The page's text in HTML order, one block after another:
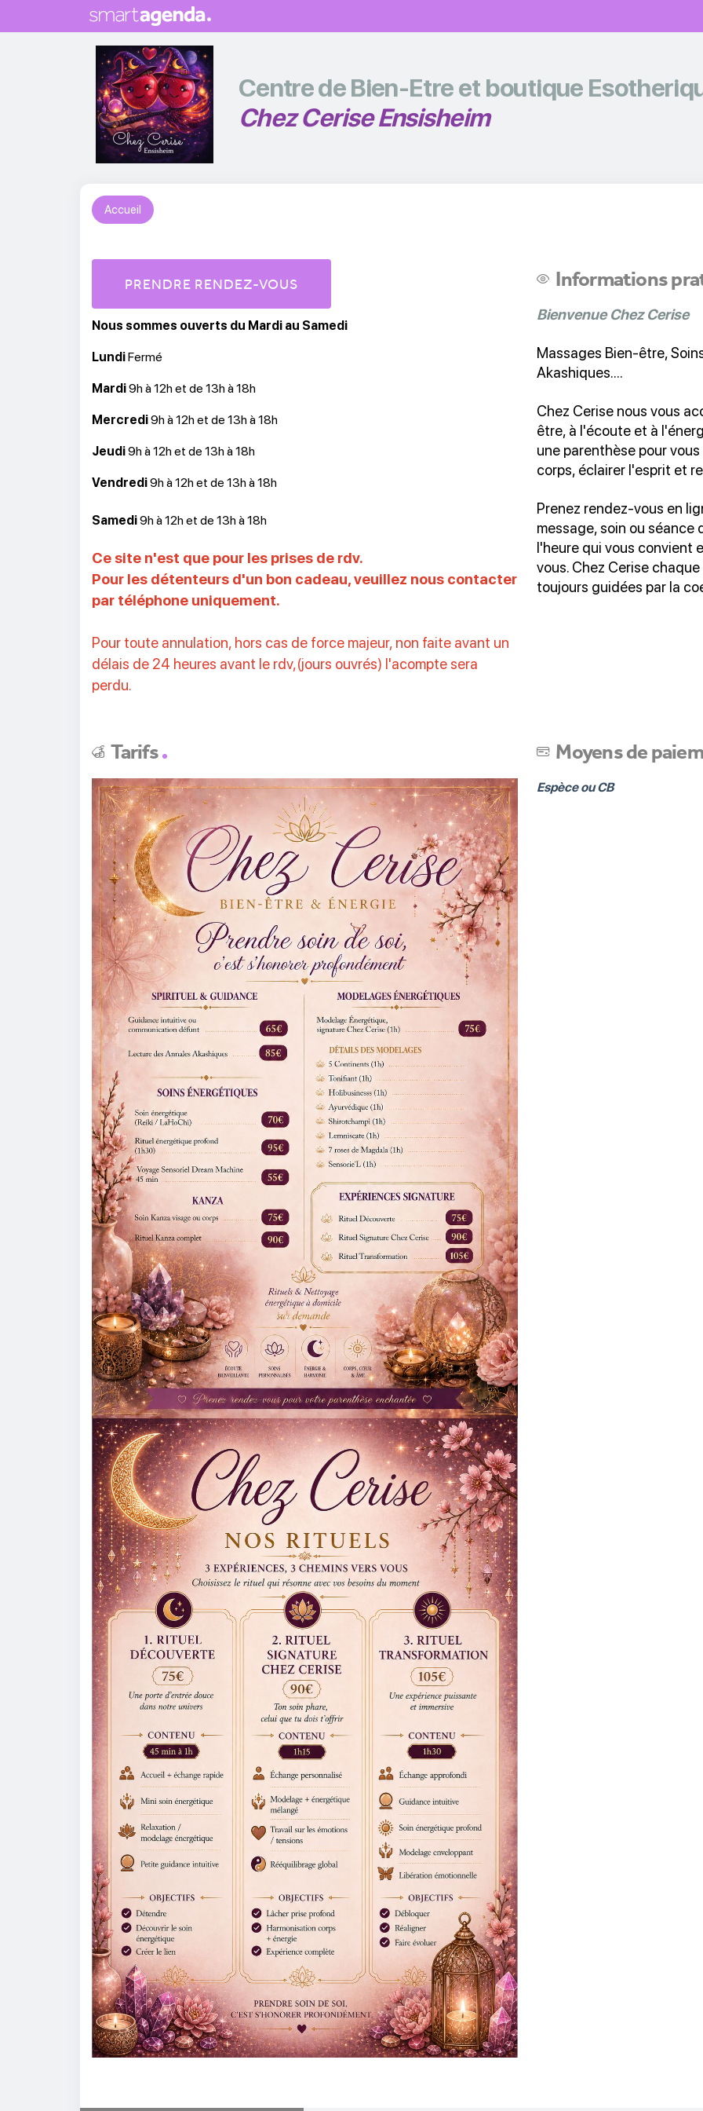
Centre de Bien-Etre et boutique
Chez Cerise Ensisheim
Accueil
PRENDRE RENDEZ-VOUS
Nous sommes ouverts du Mardi au Samedi
LundiFermé
Mardi9h à 12h et de 13h à 18h
Mercredi9h à 12h et de 13h à 18h
Jeudi9h à 12h et de 13h à 18h
Vendredi9h à 12h et de 13h à 18h
Samedi9h à 12h et de 13h à 18h
Ce site n'est que pour les prises de rdv.
Pour les détenteurs d'un bon cadeau, veuillez nous contacter
par téléphone uniquement.
Pour toute annulation, hors cas de force majeur, non faite avant un
délais de 24 heures avant le rdv,(jours ouvrés) l'acompte sera
perdu.
Informations
Bienvenue Chez Cerise
Massages Bien-être,
Akashiques....
Chez Cerise nous vous
être, à l'écoute et à
une parenthèse pour
corps, éclairer l'esprit et
Prenez rendez-vous en
message, soin ou séance
l'heure qui vous convient
vous. Chez Cerise
toujours guidées par la
Tarifs Moyens de
Espèce ou CB